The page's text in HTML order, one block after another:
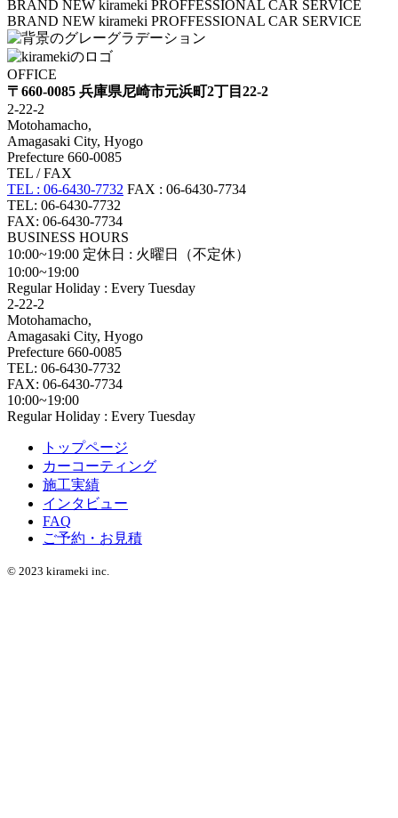
BRAND NEW kirameki PROFFESSIONAL CAR SERVICE
BRAND NEW kirameki PROFFESSIONAL CAR SERVICE
OFFICE
〒660-0085 兵庫県尼崎市元浜町2丁目22-2
2-22-2
Motohamacho,
Amagasaki City, Hyogo
Prefecture 660-0085
TEL / FAX
TEL : 06-6430-7732 FAX : 06-6430-7734
TEL: 06-6430-7732
FAX: 06-6430-7734
BUSINESS HOURS
10:00~19:00 定休日 : 火曜日（不定休）
10:00~19:00
Regular Holiday : Every Tuesday
2-22-2
Motohamacho,
Amagasaki City, Hyogo
Prefecture 660-0085
TEL: 06-6430-7732
FAX: 06-6430-7734
10:00~19:00
Regular Holiday : Every Tuesday
トップページ
カーコーティング
施工実績
インタビュー
FAQ
ご予約・お見積
© 2023 kirameki inc.